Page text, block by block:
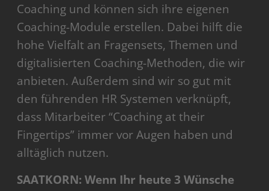
Coaching und können sich ihre eigenen
Coaching-Module erstellen. Dabei hilft die
hohe Vielfalt an Fragensets, Themen und
digitalisierten Coaching-Methoden, die wir
anbieten. Außerdem sind wir so gut mit
den führenden HR Systemen verknüpft,
dass Mitarbeiter “Coaching at their
Fingertips” immer vor Augen haben und
alltäglich nutzen.
SAATKORN: Wenn Ihr heute 3 Wünsche